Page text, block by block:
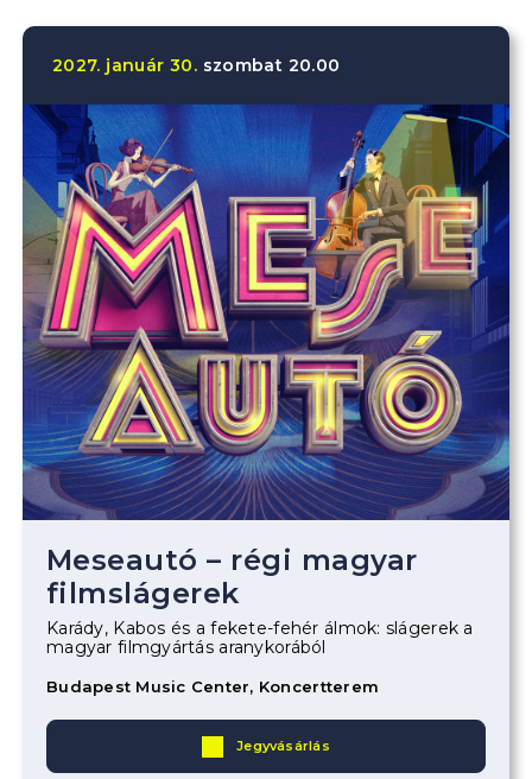
2027. január 30. szombat 20.00
Meseautó – régi magyar
filmslágerek
Karády, Kabos és a fekete-fehér álmok: slágerek a
magyar filmgyártás aranykorából
Budapest Music Center, Koncertterem
Jegyvásárlás